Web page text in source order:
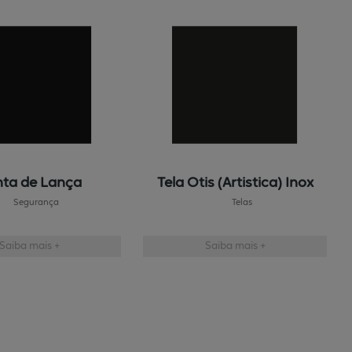
de Lança
Segurança
mais +
Tela Otis (Artistica) Inox
Telas
Saiba mais +